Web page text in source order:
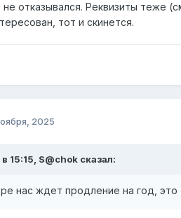
не отказывался. Реквизиты теже
тот и скинется.
2025
15:15, S@chok сказал:
нас ждет продление на год,